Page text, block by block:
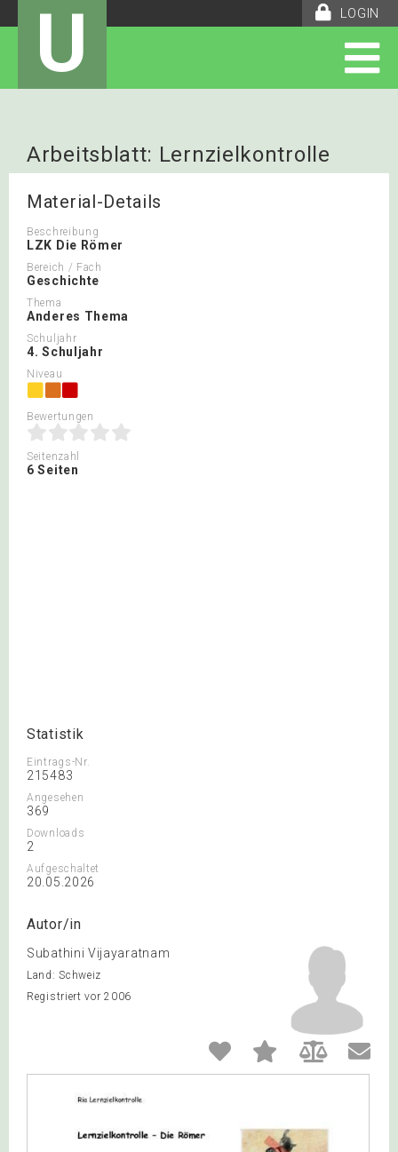
LOGIN
U
Arbeitsblatt: Lernzielkontrolle
Römer
Material-Details
Beschreibung
LZK Die Römer
Bereich / Fach
Geschichte
Thema
Anderes Thema
Schuljahr
4. Schuljahr
Niveau
Bewertungen
Seitenzahl
6 Seiten
Statistik
Eintrags-Nr.
215483
Angesehen
369
Downloads
2
Aufgeschaltet
20.05.2026
Autor/in
Subathini Vijayaratnam
Land: Schweiz
Registriert vor 2006